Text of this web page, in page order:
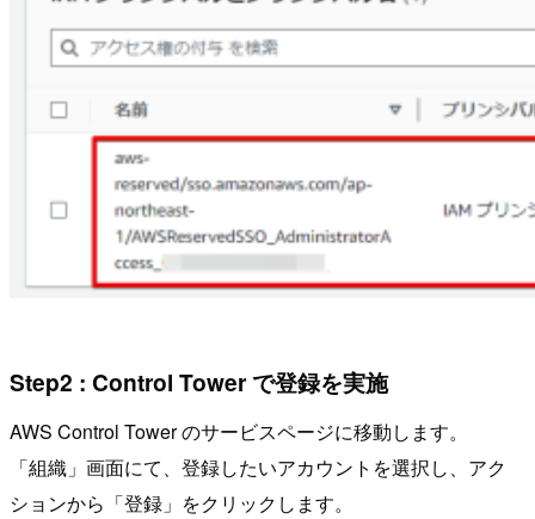
Step2 : Control Tower で登録を実施
AWS Control Tower のサービスページに移動します。
「組織」画面にて、登録したいアカウントを選択し、アク
ションから「登録」をクリックします。